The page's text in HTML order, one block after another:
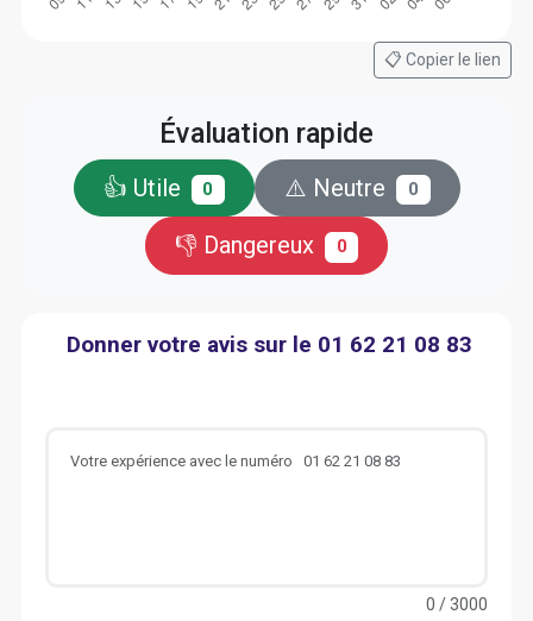
📋 Copier le lien
Évaluation rapide
👍 Utile 0 ⚠️ Neutre 0
👎 Dangereux 0
Donner votre avis sur le 01 62 21 08 83
0 / 3000